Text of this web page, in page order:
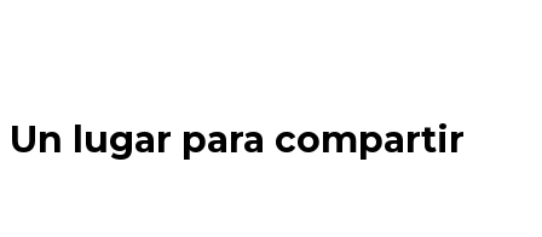
Un lugar para compartir